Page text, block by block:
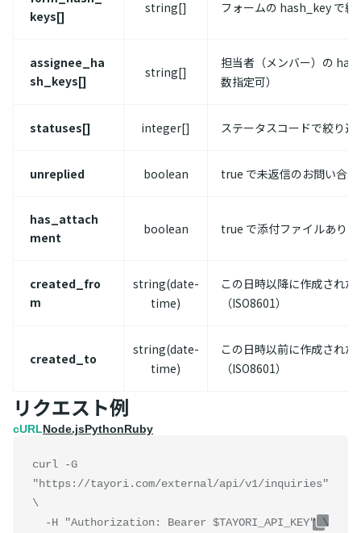
keys[]
string[] フォームの hash_key で
assignee_ha
sh_keys[]
string[]
担当者（メンバー）の
数指定可）
statuses[] integer[] ステータスコードで絞り
unreplied boolean true で未返信のお問い合
has_attach
ment
boolean true で添付ファイルあり
created_fro
m
string(date-
time)
この日時以降に作成された
（ISO8601）
created_to
string(date-
time)
この日時以前に作成された
（ISO8601）
リクエスト例
cURLNode.jsPythonRuby
curl -G
"https://tayori.com/external/api/v1/inquiries"
\